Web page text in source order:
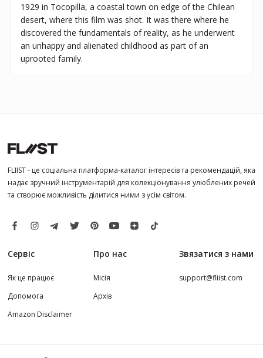
1929 in Tocopilla, a coastal town on edge of the Chilean
desert, where this film was shot. It was there where he
discovered the fundamentals of reality, as he underwent
an unhappy and alienated childhood as part of an
uprooted family.
FLIIST - це соціальна платформа-каталог інтересів та рекомендацій, яка
надає зручний інструментарій для колекціонування улюблених речей
та створює можливість ділитися ними з усім світом.
Сервіс
Як це працює
Допомога
Amazon Disclaimer
Про нас
Місія
Архів
Звязатися з нами
support@fliist.com